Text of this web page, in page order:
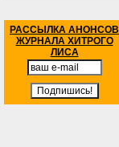
РАССЫЛКА АНОНСОВ
ЖУРНАЛА ХИТРОГО
ЛИСА